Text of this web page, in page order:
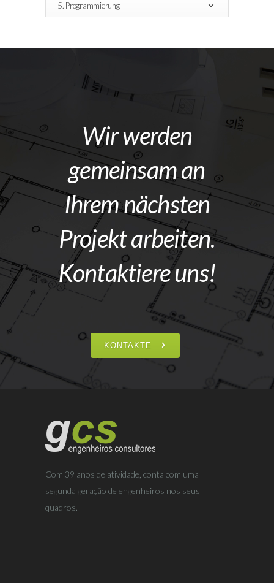
5. Programmierung
Wir werden
gemeinsam an
Ihrem nächsten
Projekt arbeiten.
Kontaktiere uns!
KONTAKTE
Com 39 anos de atividade, conta com uma
segunda geração de engenheiros nos seus
quadros.